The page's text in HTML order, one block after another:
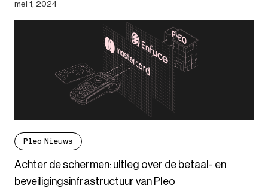
mei 1, 2024
Pleo Nieuws
Achter de schermen: uitleg over de betaal- en
beveiligingsinfrastructuur van Pleo